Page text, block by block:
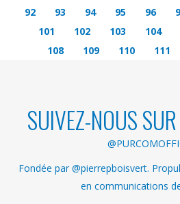
92
93 94 95 96
101
102 103 104
108
109 110 111
SUIVEZ-NOUS
Fondée par @pierrepboisvert.
en communications